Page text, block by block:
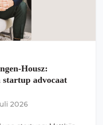
Housz:
startup advocaat
2026